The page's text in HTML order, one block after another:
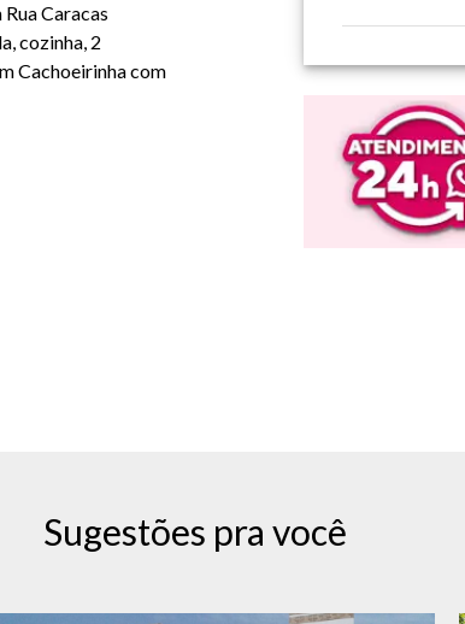
Caracas
cozinha, 2
Cachoeirinha com
Sugestões pra você